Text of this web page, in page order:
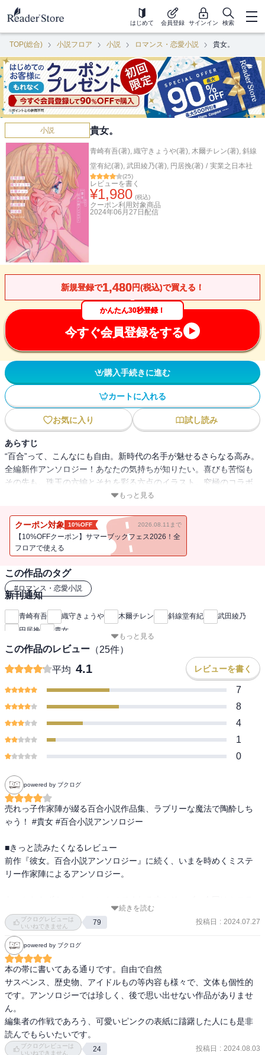
はじめて 会員登録 サインイン 検索
TOP(総合) 小説フロア 小説 ロマンス・恋愛小説 貴女。
小説 貴女。
青崎有吾(著), 織守きょうや(著), 木爾チレン(著), 斜線
堂有紀(著), 武田綾乃(著), 円居挽(著) / 実業之日本社
(25)
レビューを書く
¥1,980 (税込)
クーポン利用対象商品
2024年06月27日 配信
新規登録で1,480円(税込)で買える！
かんたん30秒登録！
今すぐ会員登録をする
購入手続きに進む
カートに入れる
お気に入り 試し読み
あらすじ
“百合”って、こんなにも自由。新時代の名手が魅せるさらなる高み。
全編新作アンソロジー！あなたの気持ちが知りたい。喜びも苦悩も
その先も。珠玉の六編とそれを彩る六点のイラスト。究極のコラボ
レーションが実現！青崎有吾「首師」／扉イラスト いくたはな織守
扉イラスト タカハシマコ斜線堂有紀「最高まで行く」／扉イラスト
あきやまえんま武田綾乃「恋をした私は」／扉イラスト くわばら
たもつ円居挽「雪の花」／扉イラスト 高河ゆんカバーイラスト る
もっと見る
クーポン対象 10%OFF 2026.08.11まで
【10%OFFクーポン】サマーブックフェス2026！全
フロアで使える
この作品のタグ
#ロマンス・恋愛小説
新刊通知
青崎有吾 織守きょうや 木爾チレン 斜線堂有紀
武田綾乃
円居挽
貴女。
もっと見る
この作品のレビュー （25件）
平均 4.1 レビューを書く
7
8
4
1
0
powered by ブクログ
売れっ子作家陣が綴る百合小説作品集、ラブリーな魔法で陶酔しち
ゃう！ #貴女 #百合小説アンソロジー
■きっと読みたくなるレビュー
前作『彼女。百合小説アンソロジー』に続く、いまを時めくミステ
リー作家陣によるアンソロジー。
リーよりも百合要素がマシマシで、読んでると別世界に昇天させて
くれます。
テーマはひとつなのに、様々なアプローチで楽しませてくれます
ね。皆さん各々の強みを出されていて、先生らしいなって作品ばか
りでファンとしては嬉しい限り。
恋愛なんか久しくしてないなー、百合なんてよくわかんねーよと思
っている中高年層にこそ読んで欲しい作品。想像以上に心が揺さぶ
られること請け合い、前作も素晴らしいのでセットでどうぞ。
続きを読む
ブクログレビューは
いいねできません
79 投稿日 : 2024.07.27
powered by ブクログ
本の帯に書いてある通りです。自由で自然
サスペンス、歴史物、アイドルもの等内容も様々で、文体も個性的
です。アンソロジーでは珍しく、後で思い出せない作品がありませ
ん。
編集者の作戦であろう、可愛いピンクの表紙に躊躇した人にも是非
ブクログレビューは
いいねできません
24 投稿日 : 2024.08.03